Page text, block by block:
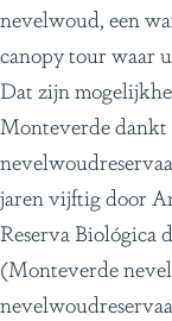
nevelwoud, een
canopy tour waar
Dat zijn
Monteverde dankt
jaren vijftig door
Reserva Biológica
(Monteverde